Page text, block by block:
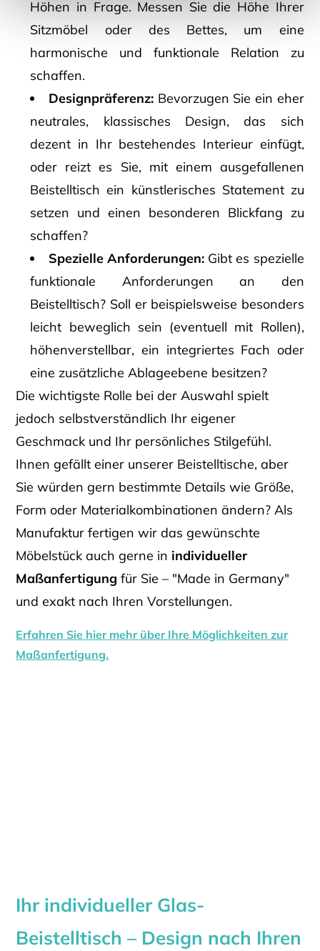
Höhen in Frage. Messen Sie die Höhe Ihrer
Sitzmöbel oder des Bettes, um eine
harmonische und funktionale Relation zu
schaffen.
Designpräferenz: Bevorzugen Sie ein eher
neutrales, klassisches Design, das sich
dezent in Ihr bestehendes Interieur einfügt,
oder reizt es Sie, mit einem ausgefallenen
Beistelltisch ein künstlerisches Statement zu
setzen und einen besonderen Blickfang zu
schaffen?
Spezielle Anforderungen:Gibt es spezielle
funktionale Anforderungen an den
Beistelltisch? Soll er beispielsweise besonders
leicht beweglich sein (eventuell mit Rollen),
höhenverstellbar, ein integriertes Fach oder
eine zusätzliche Ablageebene besitzen?
Die wichtigste Rolle bei der Auswahl spielt
jedoch selbstverständlich Ihr eigener
Geschmack und Ihr persönliches Stilgefühl.
Ihnen gefällt einer unserer Beistelltische, aber
Sie würden gern bestimmte Details wie Größe,
Form oder Materialkombinationen ändern? Als
Manufaktur fertigen wir das gewünschte
Möbelstück auch gerne in individueller
Maßanfertigung für Sie – "Made in Germany"
und exakt nach Ihren Vorstellungen.
Erfahren Sie hier mehr über Ihre Möglichkeiten zur
Maßanfertigung.
Ihr individueller Glas-
Beistelltisch – Design nach Ihren